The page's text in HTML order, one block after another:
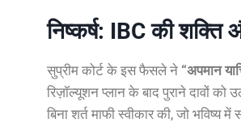
निष्कर्ष: IBC की शक्ति
सुप्रीम कोर्ट के इस फैसले ने “अपमान
रिज़ॉल्यूशन प्लान के बाद पुराने दावों को
बिना शर्त माफी स्वीकार की, जो भविष्य